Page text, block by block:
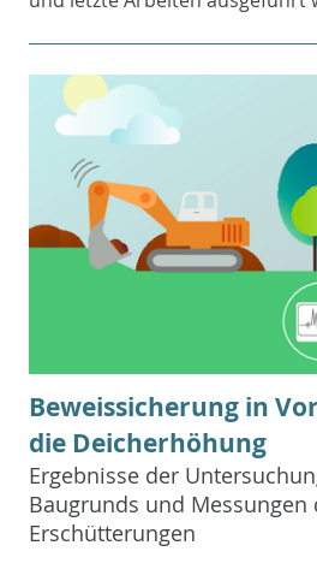
Beweissicherung in
die Deicherhöhung
Ergebnisse der
Baugrunds und Messungen
Erschütterungen